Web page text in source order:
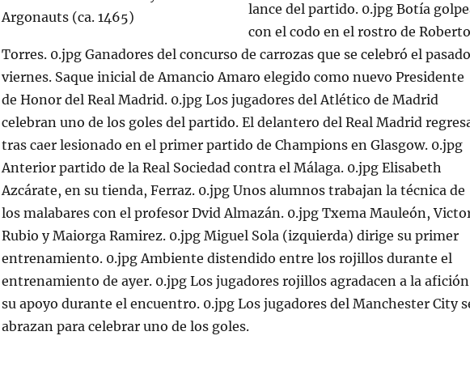
lance del partido. 0.jpg Botía
con el codo en el rostro de Roberto
Torres. 0.jpg Ganadores del concurso de carrozas que se celebró el pasado
viernes. Saque inicial de Amancio Amaro elegido como nuevo Presidente
de Honor del Real Madrid. 0.jpg Los jugadores del Atlético de Madrid
celebran uno de los goles del partido. El delantero del Real Madrid
tras caer lesionado en el primer partido de Champions en Glasgow. 0.jpg
Anterior partido de la Real Sociedad contra el Málaga. 0.jpg Elisabeth
Azcárate, en su tienda, Ferraz. 0.jpg Unos alumnos trabajan la técnica de
los malabares con el profesor Dvid Almazán. 0.jpg Txema Mauleón,
Rubio y Maiorga Ramirez. 0.jpg Miguel Sola (izquierda) dirige su primer
entrenamiento. 0.jpg Ambiente distendido entre los rojillos durante el
entrenamiento de ayer. 0.jpg Los jugadores rojillos agradacen a la afición
su apoyo durante el encuentro. 0.jpg Los jugadores del Manchester City
abrazan para celebrar uno de los goles.